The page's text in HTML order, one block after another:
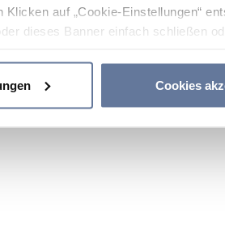
auf „Cookie-Einstellungen“
dieses Banner einfach schließen
Cookies